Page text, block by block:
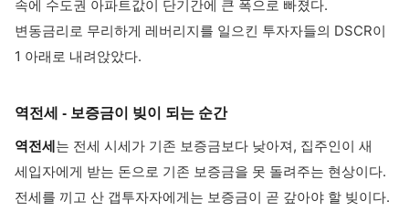
속에 수도권 아파트값이 단기간에 큰 폭으로 빠졌다.
변동금리로 무리하게 레버리지를 일으킨 투자자들의 DSCR이
1 아래로 내려앉았다.
역전세 - 보증금이 빚이 되는 순간
역전세는 전세 시세가 기존 보증금보다 낮아져, 집주인이 새
세입자에게 받는 돈으로 기존 보증금을 못 돌려주는 현상이다.
전세를 끼고 산 갭투자자에게는 보증금이 곧 갚아야 할 빚이다.